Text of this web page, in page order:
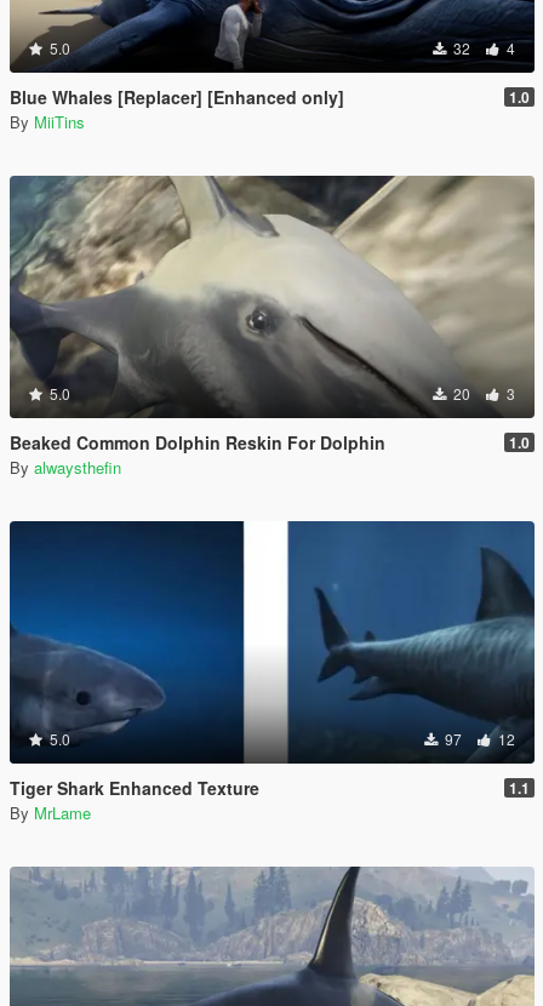
5.0 32 4
Blue Whales [Replacer] [Enhanced only] 1.0
By MiiTins
5.0 20 3
Beaked Common Dolphin Reskin For Dolphin 1.0
By alwaysthefin
5.0 97 12
Tiger Shark Enhanced Texture 1.1
By MrLame